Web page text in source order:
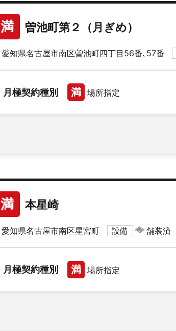
満 曽池町第２（月ぎめ）
愛知県名古屋市南区曽池町四丁目56番､57番
月極契約種別 満 場所指定
満 本星崎
愛知県名古屋市南区星宮町 設備 舗装済
月極契約種別 満 場所指定